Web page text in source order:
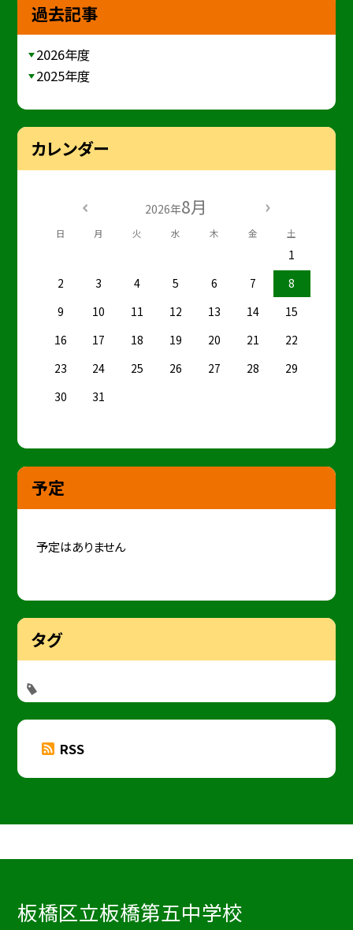
過去記事
2026年度
2025年度
カレンダー
2026年8月
日 月 火 水 木 金 土
1
2
3 4 5 6 7
8
9
10 11 12 13 14
15
16
17 18 19 20 21
22
23
24 25 26 27 28
29
30
31
予定
予定はありません
タグ
RSS
板橋区立板橋第五中学校